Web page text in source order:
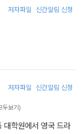
저자파일 신간알림 신청
저자파일 신간알림 신청
두보기)
대학원에서 영국 드라